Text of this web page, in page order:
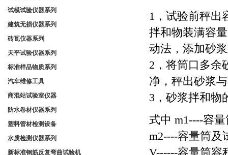
1，试验前秤出
拌和物装满容
动法，添加砂
2，将筒口多余
净，秤出砂浆
3，砂浆拌和物
式中 m1----容
m2----容量筒及
V------容量筒容
试模试验仪器系列
建筑无损仪器系列
砖瓦仪器系列
天平试验仪器系列
标准样品物质系列
汽车维修工具
商混站试验室仪器
防水卷材仪器系列
塑料管材检测设备
水质检测仪器系列
新标准钢筋反复弯曲试验机